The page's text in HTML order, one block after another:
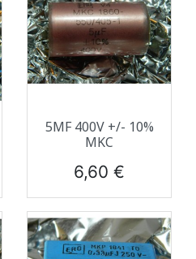
5ΜF 400V +/- 10%
MKC
Prix
6,60 €